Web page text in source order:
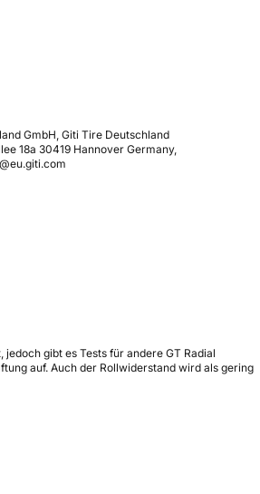
GmbH, Giti Tire Deutschland
18a 30419 Hannover Germany,
gibt es Tests für andere GT Radial
auf. Auch der Rollwiderstand wird als gering